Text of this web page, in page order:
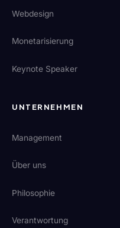
Webdesign
Monetarisierung
Keynote Speaker
UNTERNEHMEN
Management
Über uns
Philosophie
Verantwortung